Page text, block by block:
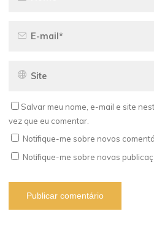
Salvar meu nome, e-mail e site
vez que eu comentar.
Notifique-me sobre novos
Notifique-me sobre novas